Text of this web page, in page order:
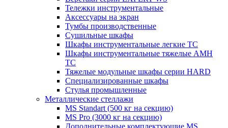
Тележки инструментальные
Аксессуары на экран
Тумбы производственные
Cушильные шкафы
Шкафы инструментальные легкие ТС
Шкафы инструментальные тяжелые AMH
TC
Тяжелые модульные шкафы серии HARD
Cпециализированные шкафы
Стулья промышленные
Металлические стеллажи
MS Standart (500 кг на секцию)
MS Pro (3000 кг на секцию)
Дополнительные комплектующие MS